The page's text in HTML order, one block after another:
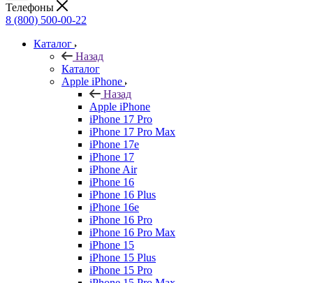
Телефоны
8 (800) 500-00-22
Каталог
Назад
Каталог
Apple iPhone
Назад
Apple iPhone
iPhone 17 Pro
iPhone 17 Pro Max
iPhone 17e
iPhone 17
iPhone Air
iPhone 16
iPhone 16 Plus
iPhone 16e
iPhone 16 Pro
iPhone 16 Pro Max
iPhone 15
iPhone 15 Plus
iPhone 15 Pro